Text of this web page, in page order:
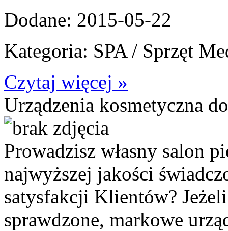
Dodane: 2015-05-22
Kategoria: SPA / Sprzęt
Czytaj więcej »
Urządzenia kosmetyczna
Prowadzisz własny salon
najwyższej jakości
satysfakcji Klientów?
sprawdzone, markowe